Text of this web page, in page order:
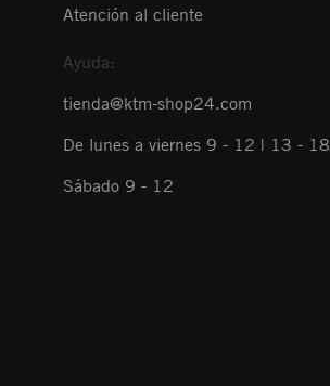
Atención al cliente
Ayuda:
tienda@ktm-shop24.com
De lunes a viernes 9 - 12 | 13 - 18
Sábado 9 - 12